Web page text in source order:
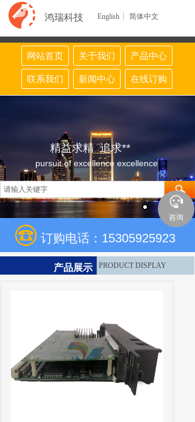
鸿瑞科技 English 简体中文
网站首页 关于我们 产品中心
联系我们 新闻中心 在线订购
精益求精 追求**
pursuit of excellence excellence
订购电话：15305925923
PRODUCT DISPLAY
产品展示
咨询